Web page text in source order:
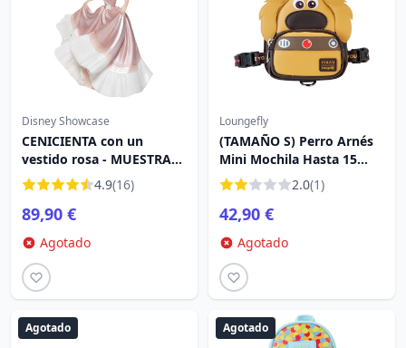
Disney Showcase
CENICIENTA con un
vestido rosa - MUESTRA
DE DISNEY HAUTE
COUTURE
4.9(16)
89,90 €
Agotado
Loungefly
(TAMAÑO S) Perro Arnés
Mini Mochila Hasta 15
Aniversario Dug Cosplay -
DISNEY LOUNGEFLY
2.0(1)
42,90 €
Agotado
Agotado Agotado